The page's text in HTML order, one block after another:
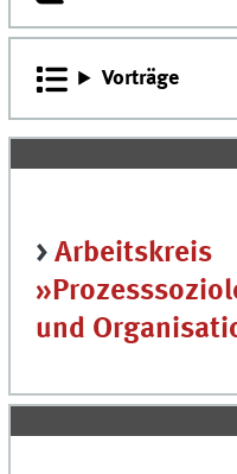
Vorträge
>Arbeitskreis
und